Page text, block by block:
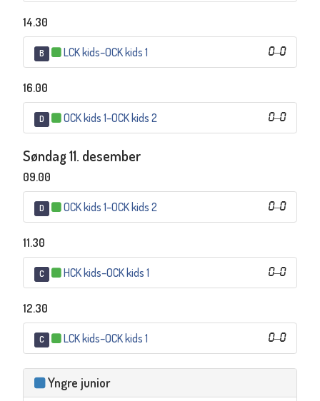
14.30
B 0–0
LCK kids–OCK kids 1
16.00
D 0–0
OCK kids 1–OCK kids 2
Søndag 11. desember
09.00
D 0–0
OCK kids 1–OCK kids 2
11.30
C 0–0
HCK kids–OCK kids 1
12.30
C 0–0
LCK kids–OCK kids 1
Yngre junior